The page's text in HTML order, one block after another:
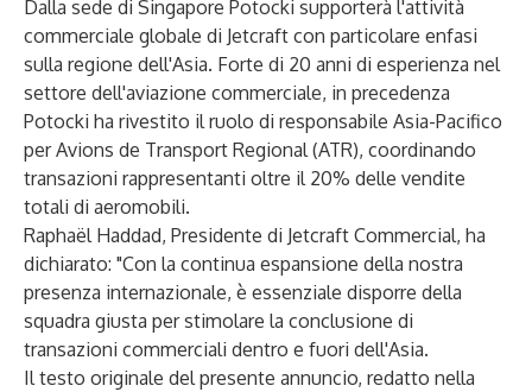
Dalla sede di Singapore Potocki supporterà l'attività
commerciale globale di Jetcraft con particolare enfasi
sulla regione dell'Asia. Forte di 20 anni di esperienza nel
settore dell'aviazione commerciale, in precedenza
Potocki ha rivestito il ruolo di responsabile Asia-Pacifico
per Avions de Transport Regional (ATR), coordinando
transazioni rappresentanti oltre il 20% delle vendite
totali di aeromobili.
Raphaël Haddad, Presidente di Jetcraft Commercial, ha
dichiarato: "Con la continua espansione della nostra
presenza internazionale, è essenziale disporre della
squadra giusta per stimolare la conclusione di
transazioni commerciali dentro e fuori dell'Asia.
Il testo originale del presente annuncio, redatto nella